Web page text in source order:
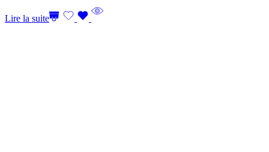
Lire la suite